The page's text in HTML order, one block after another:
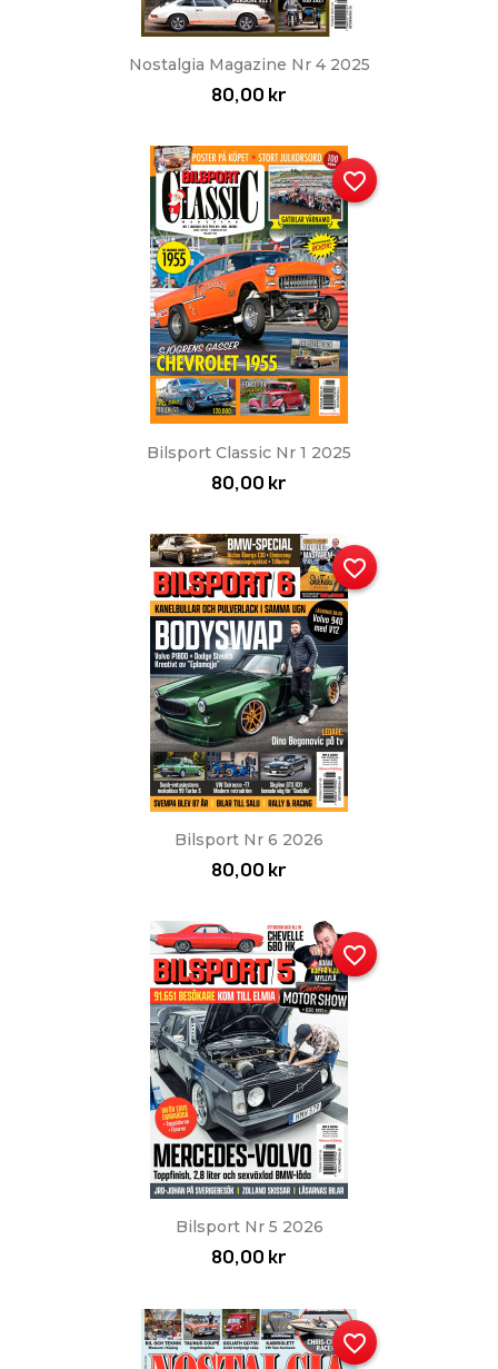
Nostalgia Magazine Nr 4 2025
80,00 kr
Bilsport Classic Nr 1 2025
80,00 kr
favorite_border
Bilsport Nr 6 2026
80,00 kr
favorite_border
Bilsport Nr 5 2026
80,00 kr
favorite_border
favorite_border